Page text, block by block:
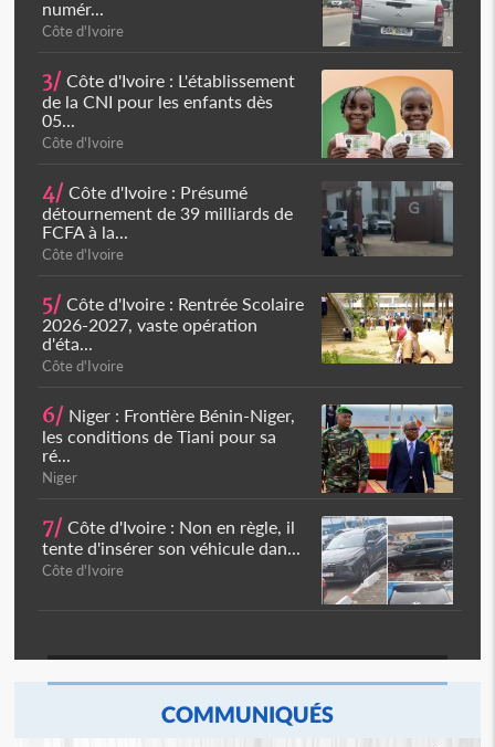
numér...
Côte d'Ivoire
3/ Côte d'Ivoire : L'établissement
de la CNI pour les enfants dès
05...
Côte d'Ivoire
4/ Côte d'Ivoire : Présumé
détournement de 39 milliards de
FCFA à la...
Côte d'Ivoire
5/ Côte d'Ivoire : Rentrée Scolaire
2026-2027, vaste opération
d'éta...
Côte d'Ivoire
6/ Niger : Frontière Bénin-Niger,
les conditions de Tiani pour sa
ré...
Niger
7/ Côte d'Ivoire : Non en règle, il
tente d'insérer son véhicule dan...
Côte d'Ivoire
COMMUNIQUÉS